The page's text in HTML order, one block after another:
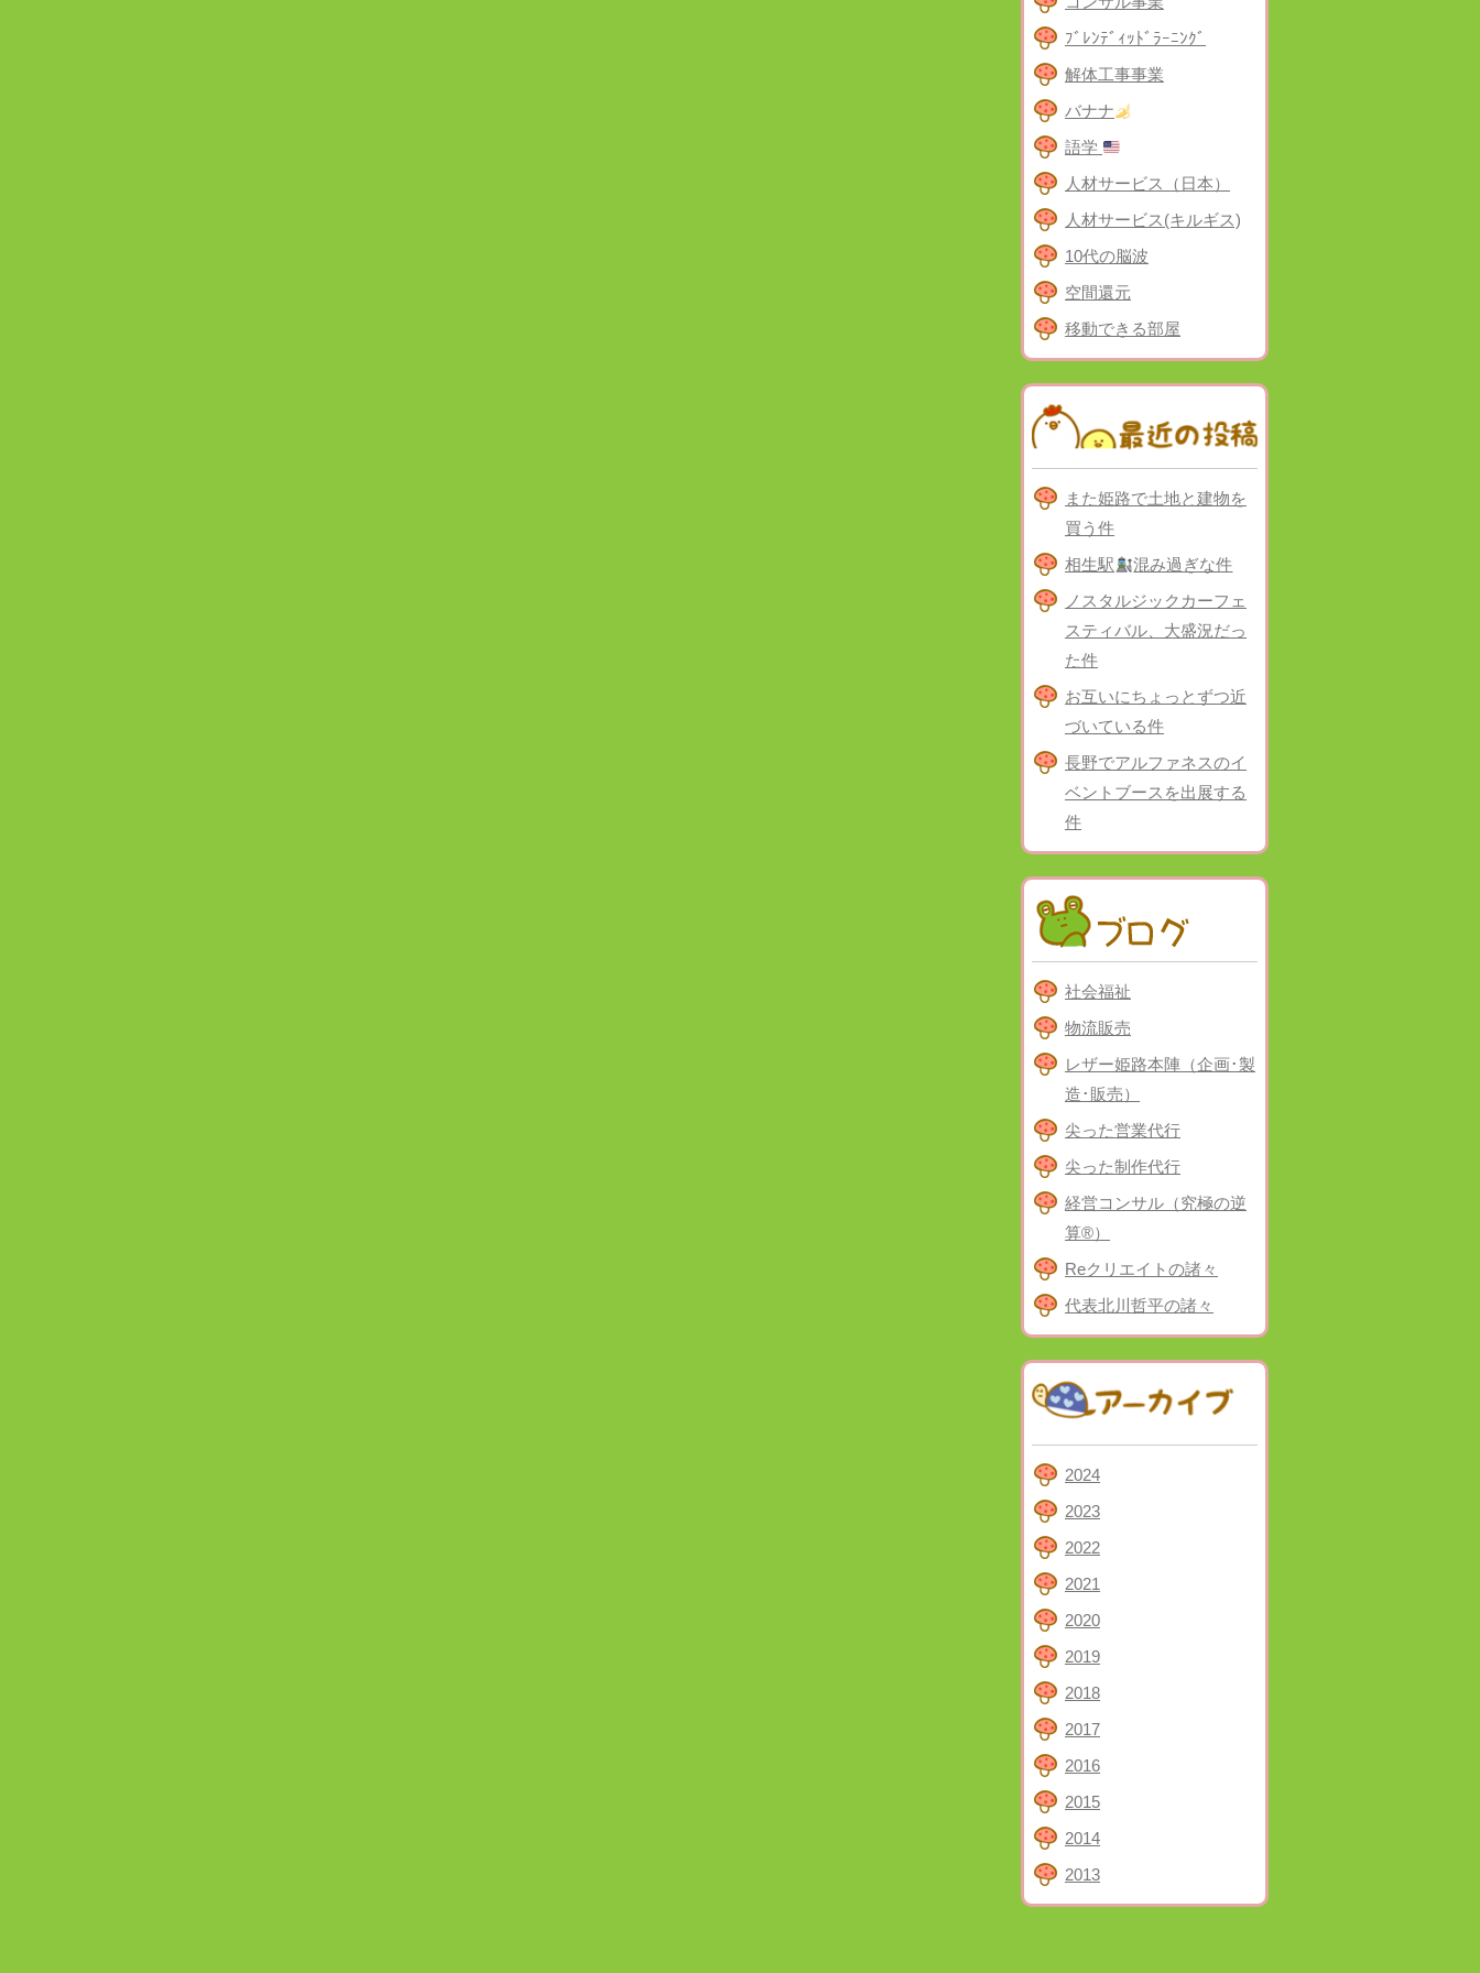
ﾌﾞﾚﾝﾃﾞｨｯﾄﾞﾗｰﾆﾝｸﾞ
解体工事事業
バナナ
語学
人材サービス（日本）
人材サービス(キルギス)
10代の脳波
空間還元
移動できる部屋
また姫路で土地と建物を
買う件
相生駅
混み過ぎな件
ノスタルジックカーフェ
スティバル、大盛況だっ
た件
お互いにちょっとずつ近
づいている件
長野でアルファネスのイ
ベントブースを出展する
件
社会福祉
物流販売
レザー姫路本陣（企画･製
造･販売）
尖った営業代行
尖った制作代行
経営コンサル（究極の逆
算®）
Reクリエイトの諸々
代表北川哲平の諸々
2024
2023
2022
2021
2020
2019
2018
2017
2016
2015
2014
2013